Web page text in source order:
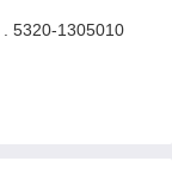
. 5320-1305010